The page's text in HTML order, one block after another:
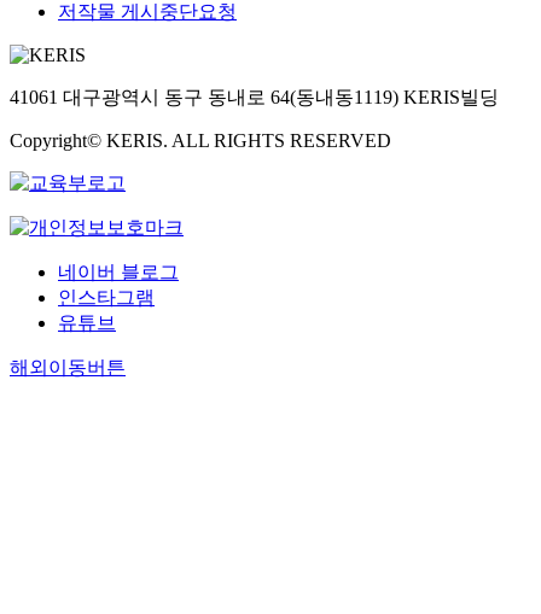
저작물 게시중단요청
41061 대구광역시 동구 동내로 64(동내동1119) KERIS빌딩
Copyright© KERIS. ALL RIGHTS RESERVED
네이버 블로그
인스타그램
유튜브
해외이동버튼